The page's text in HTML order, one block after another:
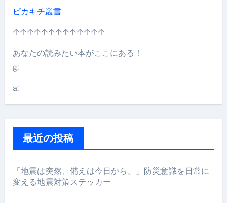
ピカキチ叢書
↑↑↑↑↑↑↑↑↑↑↑↑↑
あなたの読みたい本がここにある！
g:
a:
最近の投稿
「地震は突然、備えは今日から。」防災意識を日常に
変える地震対策ステッカー